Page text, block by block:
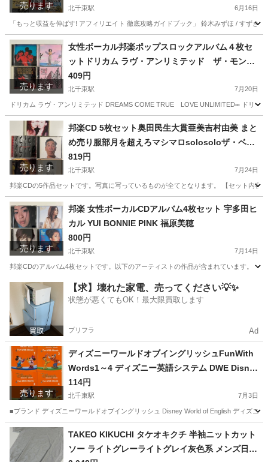
売ります 北千束駅 6月16日
「もっと収益を伸ばす! アフィリエイト 徹底攻略ガイドブック」 鈴木みずほ / すずき
東京 大田区 北千束駅 ビジネス、経済 住宅
売ります
女性ボーカル邦楽ポップスロックアルバム４枚セ
ットドリカム ラヴ・アンリミテッド ザ・モンス
ター エゴラッピン レベッカ
409円
北千束駅 7月20日
ドリカム ラヴ・アンリミテッド DREAMS COME TRUE LOVE UNLIMITED∞ ドリ
東京 大田区 北千束駅
売ります
邦楽CD 5枚セット奥田民生大貫亜美吉村由美 まと
め売り服部月を超えろマシマロsolosoloザ・ベリ
ー・ラスト・オブ・ユニコーン
819円
北千束駅 7月24日
邦楽CDの5作品セットです。写真に写っているものが全てとなります。 【セット内
東京 大田区 北千束駅 CD
売ります
邦楽 女性ボーカルCDアルバム4枚セット 宇多田ヒ
カル YUI BONNIE PINK 福原美穂
800円
北千束駅 7月14日
邦楽CDのアルバム4枚セットです。以下のアーティストの作品が含まれています。 ・
東京 大田区 北千束駅 CD
【求】壊れた家電、売ってください💡✨
状態が悪くてもOK！最大限買取します
プリフラ Ad
売ります
ディズニーワールドオブイングリッシュFunWith
Words1～4 ディズニー英語システム DWE Disne
y英語教材子供英語
114円
北千束駅 7月3日
■ブランド ディズニーワールドオブイングリッシュ Disney World of English ディズニ
東京 大田区 医学、薬学、看護 DWE
TAKEO KIKUCHI タケオキクチ 半袖ニットカット
ソー ライトグレーライトグレイ灰色系 メンズ日本